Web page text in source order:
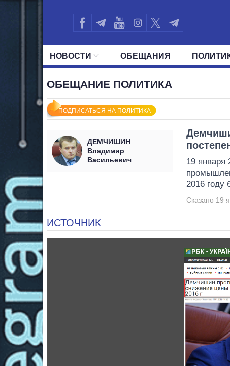
НОВОСТИ ОБЕЩАНИЯ
ОБЕЩАНИЕ ПОЛИТИКА
ПОДПИСАТЬСЯ НА ПОЛИТИКА
ДЕМЧИШИН
Владимир
Васильевич
19 января
2016 году
Сказано 19
ИСТОЧНИК